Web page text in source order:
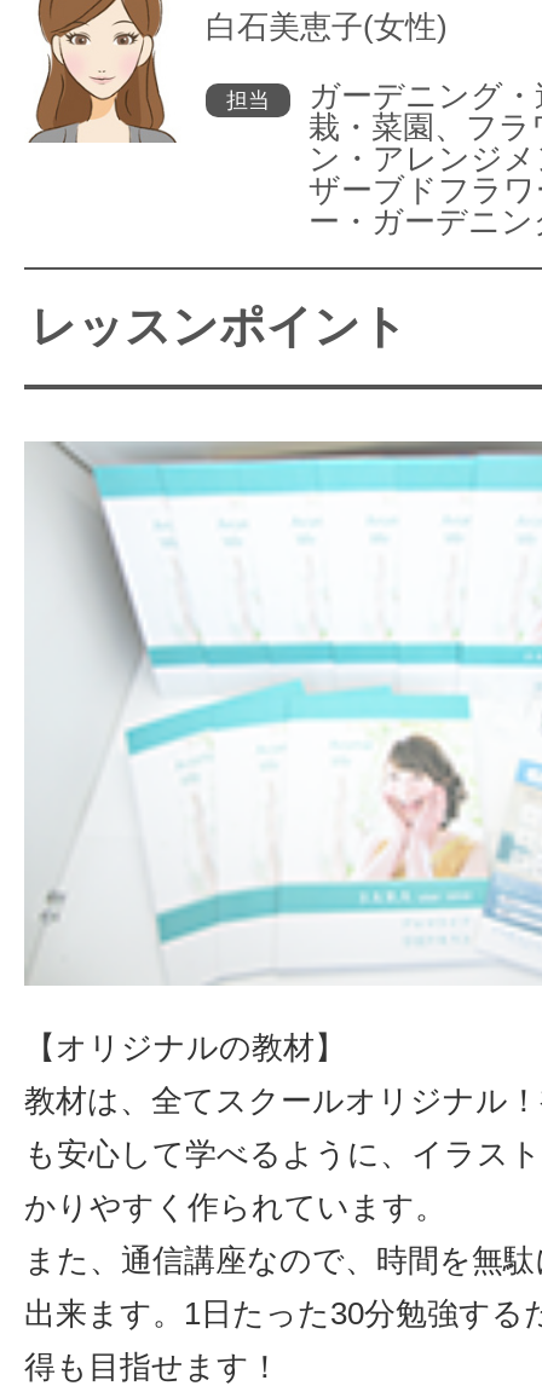
白石美恵子(女性)
担当
ガーデニング
栽・菜園、フ
ン・アレンジ
ザーブドフラ
ー・ガーデニ
レッスンポイント
【オリジナルの教材】
教材は、全てスクールオリジナル
も安心して学べるように、イラス
かりやすく作られています。
また、通信講座なので、時間を無
出来ます。1日たった30分勉強する
得も目指せます！